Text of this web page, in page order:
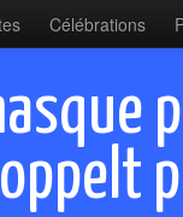
Célébrations